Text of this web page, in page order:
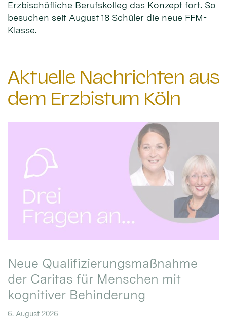
Erzbischöfliche Berufskolleg das Konzept fort. So
besuchen seit August 18 Schüler die neue FFM-
Klasse.
Aktuelle Nachrichten aus
dem Erzbistum Köln
Neue Qualifizierungsmaßnahme
der Caritas für Menschen mit
kognitiver Behinderung
6. August 2026